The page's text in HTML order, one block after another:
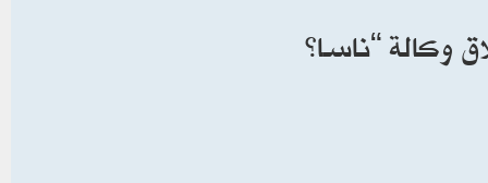
وكالة “ناسا”